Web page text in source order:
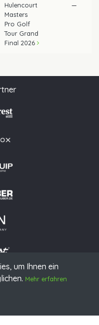
um Ihnen ein
Mehr erfahren
Hulencourt
Masters
Pro Golf
Tour Grand
Final 2026
—